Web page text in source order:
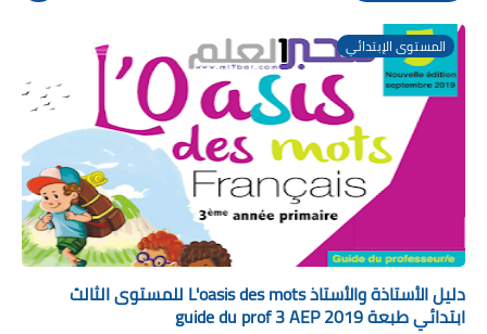
المستوى الإبتدائي
دليل الأستاذة والأستاذ L'oasis des mots للمستوى الثالث
ابتدائي طبعة 2019 guide du prof 3 AEP